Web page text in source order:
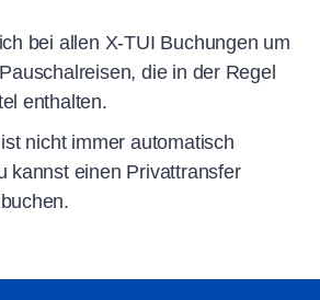
bei allen X-TUI Buchungen um
die in der Regel
enthalten.
nicht immer automatisch
kannst einen Privattransfer